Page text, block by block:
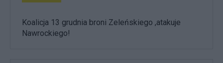
Koalicja 13 grudnia broni Zeleńskiego ,atakuje
Nawrockiego!